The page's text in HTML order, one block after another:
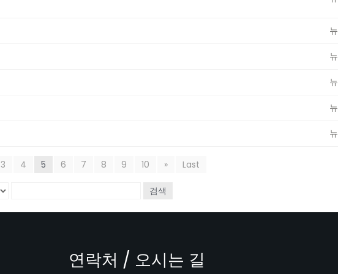
3 4 5 6 7 8 9 10 » Last
검색
연락처 / 오시는 길